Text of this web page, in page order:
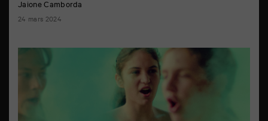
Jaione Camborda
24 mars 2024